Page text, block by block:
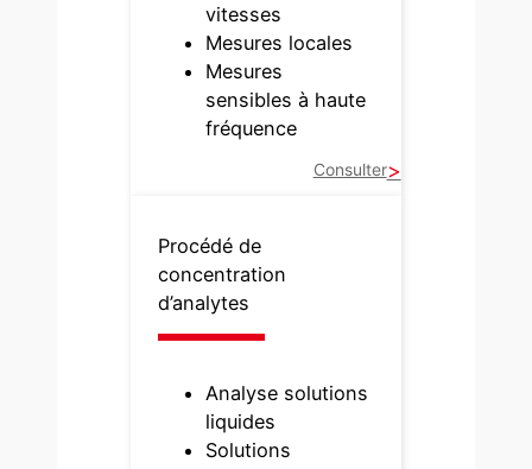
vitesses
Mesures locales
Mesures
sensibles à haute
fréquence
Consulter
Procédé de
concentration
d’analytes
Analyse solutions
liquides
Solutions